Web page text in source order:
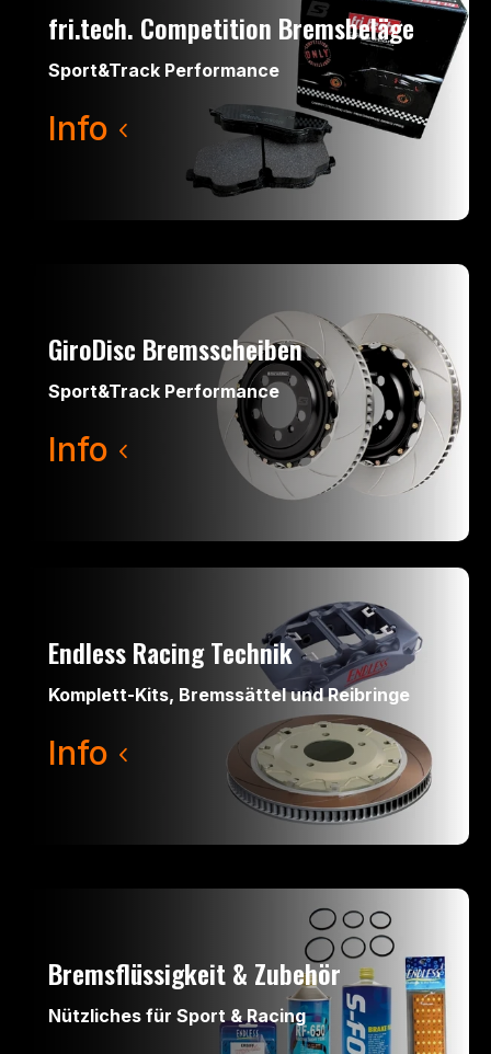
fri.tech. Competition Bremsbeläge
Sport&Track Performance
Info
GiroDisc Bremsscheiben
Sport&Track Performance
Info
Endless Racing Technik
Komplett-Kits, Bremssättel und Reibringe
Info
Bremsflüssigkeit & Zubehör
Nützliches für Sport & Racing